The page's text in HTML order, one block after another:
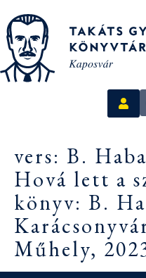
vers: B.
Hová lett a
könyv: B.
Műhely,